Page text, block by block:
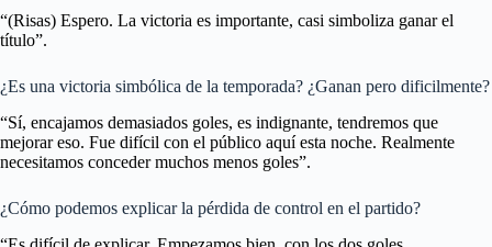
“(Risas) Espero. La victoria es importante, casi simboliza ganar el
título”.
¿Es una victoria simbólica de la temporada? ¿Ganan pero dificilmente?
“Sí, encajamos demasiados goles, es indignante, tendremos que
mejorar eso. Fue difícil con el público aquí esta noche. Realmente
necesitamos conceder muchos menos goles”.
¿Cómo podemos explicar la pérdida de control en el partido?